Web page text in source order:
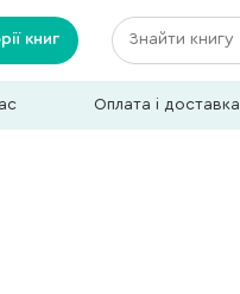
книг
Оплата і доставка